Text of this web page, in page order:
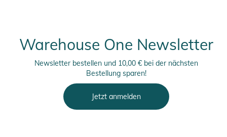
Warehouse One Newsletter
Newsletter bestellen und 10,00 € bei der nächsten
Bestellung sparen!
Jetzt anmelden